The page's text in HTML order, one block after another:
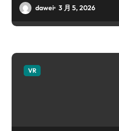
dawei 3 月 5, 2026
VR